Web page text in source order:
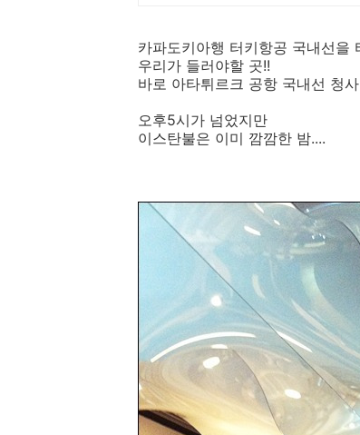
카파도키아행 터키항공 국내선을
우리가 들러야할 곳!!
바로 아타튀르크 공항 국내선 청
오후5시가 넘었지만
이스탄불은 이미 깜깜한 밤....